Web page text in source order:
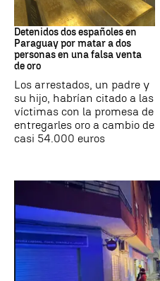
Paraguay
Detenidos dos españoles en
Paraguay por matar a dos
personas en una falsa venta
de oro
Los arrestados, un padre y
su hijo, habrían citado a las
víctimas con la promesa de
entregarles oro a cambio de
casi 54.000 euros